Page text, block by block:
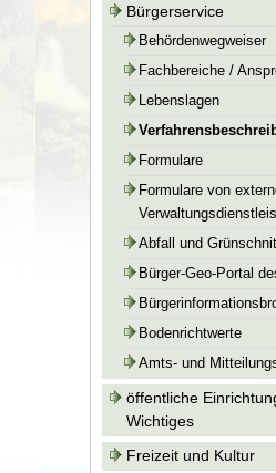
Bürgerservice
Behördenwegweiser
Fachbereiche /
Lebenslagen
Formulare
Formulare von
Abfall und
Bürger-Geo-Portal
Bodenrichtwerte
Amts- und
öffentliche
Wichtiges
Freizeit und Kultur